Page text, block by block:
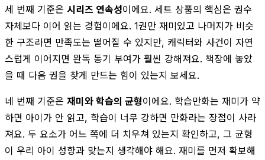
세 번째 기준은 시리즈 연속성이에요. 세트 상품의 핵심은 권수
자체보다 이어 읽는 경험이에요. 1권만 재미있고 나머지가 비슷
한 구조라면 만족도는 떨어질 수 있지만, 캐릭터와 사건이 자연
스럽게 이어지면 완독 동기 부여가 훨씬 강해져요. 책장에 놓았
을 때 다음 권을 찾게 만드는 힘이 있는지 보세요.
네 번째 기준은 재미와 학습의 균형이에요. 학습만화는 재미가 약
하면 아이가 안 읽고, 학습이 너무 강하면 만화라는 장점이 사라
져요. 두 요소가 어느 쪽에 더 치우쳐 있는지 확인하고, 그 균형
이 우리 아이 성향과 맞는지 생각해야 해요. 재미를 먼저 확보해